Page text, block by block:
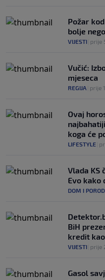
Požar
bolje
VIJESTI prije
Vučić:
mjeseca
REGIJA prije
Ovaj
koga će
LIFESTYLE
Vlada KS
Evo kako
DOM I
BiH
kredit
VIJESTI prije
Gasol